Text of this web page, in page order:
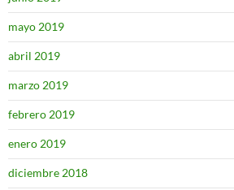
mayo 2019
abril 2019
marzo 2019
febrero 2019
enero 2019
diciembre 2018